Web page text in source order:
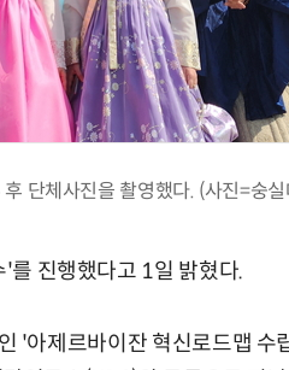
단체사진을 촬영했다. (사진=숭
를 진행했다고 1일 밝혔다.
'아제르바이잔 혁신로드맵 수